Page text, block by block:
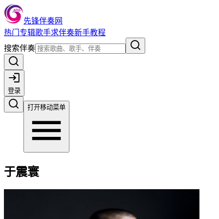
先锋伴奏网
热门 专辑歌手求伴奏新手教程
搜索伴奏
登录
打开移动菜单
于震寰